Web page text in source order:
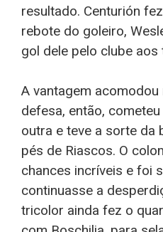
resultado. Centurión
rebote do goleiro,
gol dele pelo clube aos
A vantagem acomodou
defesa, então,
outra e teve a sorte da
pés de Riascos. O
chances incríveis e foi
continuasse a
tricolor ainda fez o